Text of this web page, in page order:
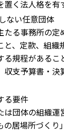
置く法人格を有
ない任意団体
たる事務所の定
と、定款、組織
る規程があるこ
収支予算書・決
る要件
は団体の組織運
の居場所づく